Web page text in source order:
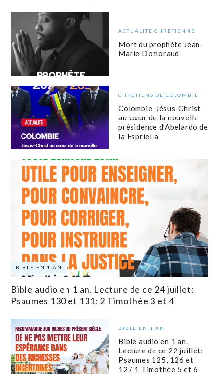
ACTUALITÉ CHRÉTIENNE
Mort du prophète Jean-
Marie Domoraud
CHRÉTIENS DE COLOMBIE
Colombie, Jésus-Christ
au cœur de la nouvelle
présidence d’Abelardo de
la Espriella
BIBLE EN 1 AN
Bible audio en 1 an. Lecture de ce 24 juillet:
Psaumes 130 et 131; 2 Timothée 3 et 4
BIBLE EN 1 AN
Bible audio en 1 an.
Lecture de ce 22 juillet:
Psaumes 125, 126 et
127 1 Timothée 5 et 6